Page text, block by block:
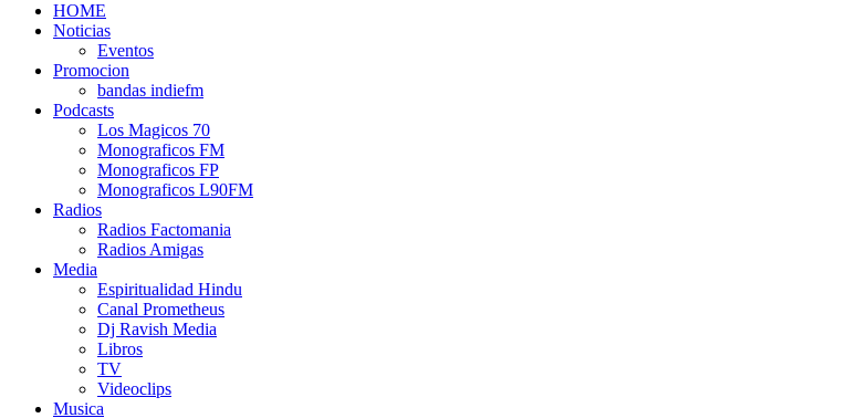
HOME
Noticias
Eventos
Promocion
bandas indiefm
Podcasts
Los Magicos 70
Monograficos FM
Monograficos FP
Monograficos L90FM
Radios
Radios Factomania
Radios Amigas
Media
Espiritualidad Hindu
Canal Prometheus
Dj Ravish Media
Libros
TV
Videoclips
Musica